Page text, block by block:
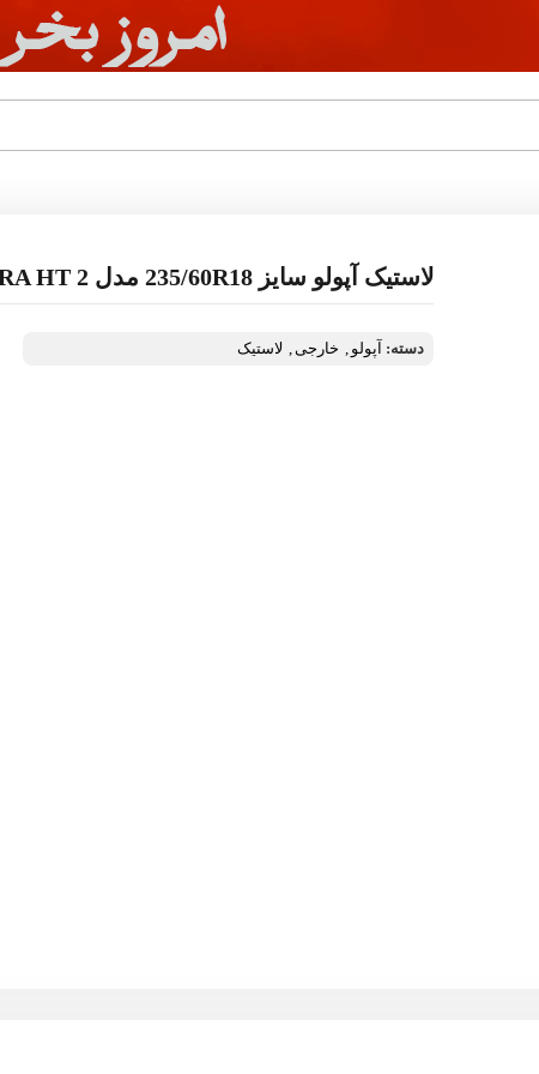
لاستیک آپولو سایز 235/60R18 مدل APTERRA HT 2
دسته: آپولو , خارجی, لاستیک